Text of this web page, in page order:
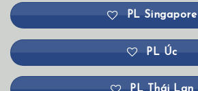
PL Singapore
PL Úc